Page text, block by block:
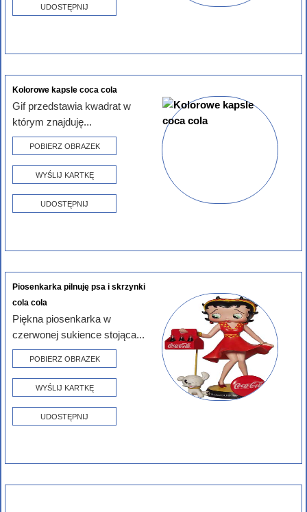
UDOSTĘPNIJ
Kolorowe kapsle coca cola
Gif przedstawia kwadrat w
którym znajduję...
POBIERZ OBRAZEK
WYŚLIJ KARTKĘ
UDOSTĘPNIJ
Piosenkarka pilnuję psa i skrzynki
cola cola
Piękna piosenkarka w
czerwonej sukience stojąca...
POBIERZ OBRAZEK
WYŚLIJ KARTKĘ
UDOSTĘPNIJ